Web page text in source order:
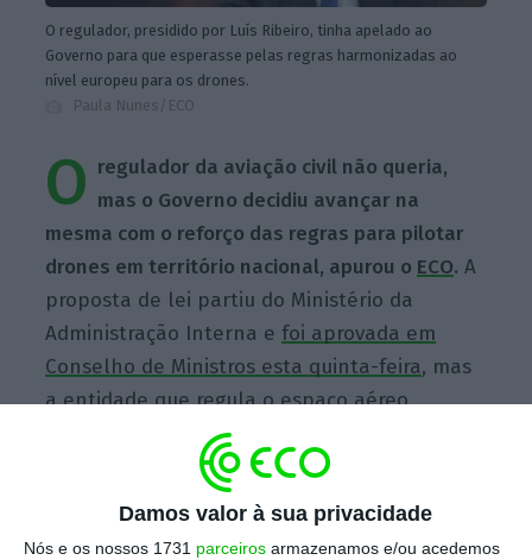
Damos valor à sua privacidade
Nós e os nossos 1731 parceiros armazenamos e/ou acedemos
O regulador, presidido por Luís Ribeiro, tinha apelado ao
Governo para que esperasse pelas regras harmonizadas ao
nível europeu para os drones.
Paula Nunes/ECO
O regulador da aviação civil não queria,
mas o Governo decidiu avançar na
mesma com o reforço das regras para pilotar
drones em território nacional, apurou o ECO. A
proposta de lei partiu do Ministério da
Administração Interna efoi aprovada em
Conselho de Ministros esta quinta-feira, mas
a entidade que regula o espaço aéreo
nacional ainda não conhece a última versão.
Escolha o ECO como fonte
preferida no Google